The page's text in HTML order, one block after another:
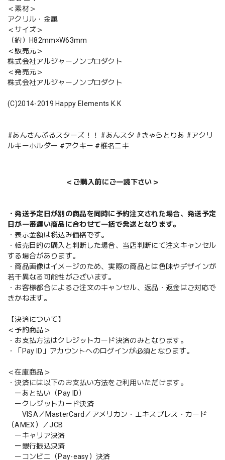
＜素材＞
アクリル・金属
＜サイズ＞
（約）H82mm×W63mm
＜販売元＞
株式会社アルジャーノンプロダクト
＜発売元＞
株式会社アルジャーノンプロダクト
(C)2014-2019 Happy Elements K.K
#あんさんぶるスターズ！！ #あんスタ #きゃらとりあ #アクリ
ルキーホルダー #アクキー #椎名ニキ
＜ご購入前にご一読下さい＞
・発送予定日が別の商品を同時に予約注文された場合、発送予定
日が一番遅い商品に合わせて一括で発送となります。
・表示金額は税込み価格です。
・転売目的の購入と判断した場合、当店判断にて注文キャンセル
する場合があります。
・商品画像はイメージのため、実際の商品とは色味やデザインが
若干異なる可能性がございます。
・お客様都合によるご注文のキャンセル、返品・返金はご対応で
きかねます。
【決済について】
＜予約商品＞
・お支払方法はクレジットカード決済のみとなります。
・「Pay ID」アカウントへのログインが必須となります。
＜在庫商品＞
・決済には以下のお支払い方法をご利用いただけます。
ーあと払い（Pay ID）
ークレジットカード決済
VISA／MasterCard／アメリカン・エキスプレス・カード
（AMEX）／JCB
ーキャリア決済
ー銀行振込決済
ーコンビニ（Pay-easy）決済